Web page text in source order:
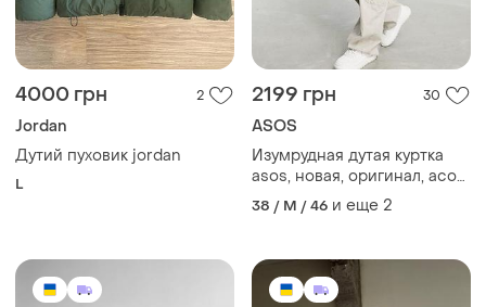
4000 грн 2
Jordan
Дутий пуховик jordan
L
2199 грн 30
ASOS
Изумрудная дутая куртка
asos, новая, оригинал, асос,
пуховик, пуффер, puffer,
ветровка, теплая, зеленая,
стильная, трендовая
38 / M / 46 и еще 2